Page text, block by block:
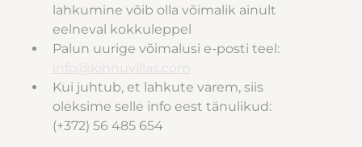
lahkumine võib olla võimalik ainult
eelneval kokkuleppel
Palun uurige võimalusi e-posti teel:
Kui juhtub, et lahkute varem, siis
oleksime selle info eest tänulikud:
(+372) 56 485 654